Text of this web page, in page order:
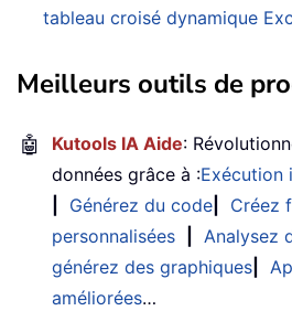
tableau croisé dynamique
Meilleurs outils de
🤖 Kutools IA Aide:
données grâce à :Exécution
Générez du code
Créez
personnalisées
Analysez
générez des graphiques
améliorées…